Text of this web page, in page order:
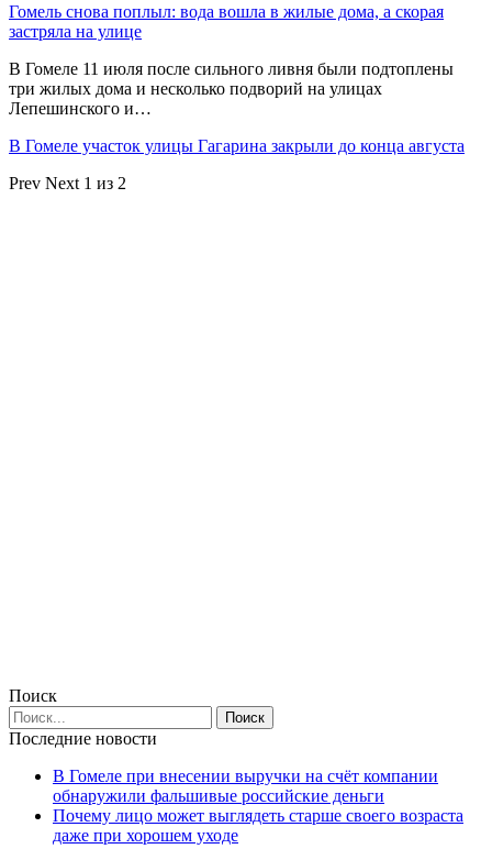
Гомель снова поплыл: вода вошла в жилые дома, а скорая
застряла на улице
В Гомеле 11 июля после сильного ливня были подтоплены
три жилых дома и несколько подворий на улицах
Лепешинского и…
В Гомеле участок улицы Гагарина закрыли до конца августа
Prev Next 1 из 2
Поиск
Последние новости
В Гомеле при внесении выручки на счёт компании
обнаружили фальшивые российские деньги
Почему лицо может выглядеть старше своего возраста
даже при хорошем уходе